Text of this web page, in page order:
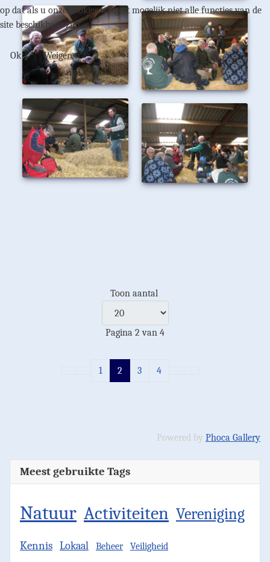
Toon aantal
Pagina 2 van 4
1 2 3 4
Powered by Phoca Gallery
Meest gebruikte Tags
Natuur Activiteiten Vereniging
Kennis Lokaal Beheer Veiligheid
op dat als u onze cookies weigert mogelijk niet alle functies van de
site beschikbaar zijn.
Ok Weigeren